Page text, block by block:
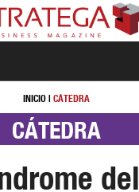
INICIO | CÁTEDRA
CÁTEDRA
del